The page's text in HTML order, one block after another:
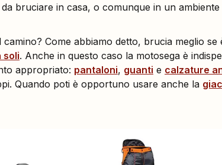
bruciare in casa, o comunque in un
Come abbiamo detto, brucia meglio se
soli. Anche in questo caso la motosega è
appropriato: pantaloni, guanti e calzature
Quando poti è opportuno usare anche la